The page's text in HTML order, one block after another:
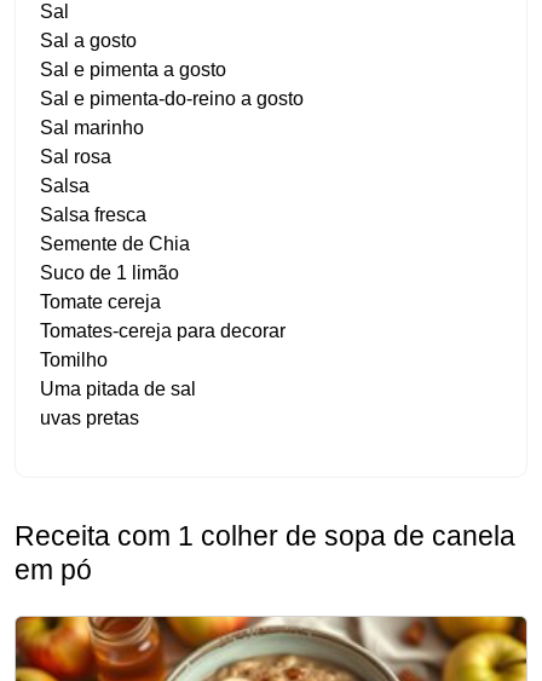
Sal
Sal a gosto
Sal e pimenta a gosto
Sal e pimenta-do-reino a gosto
Sal marinho
Sal rosa
Salsa
Salsa fresca
Semente de Chia
Suco de 1 limão
Tomate cereja
Tomates-cereja para decorar
Tomilho
Uma pitada de sal
uvas pretas
Receita com 1 colher de sopa de canela
em pó